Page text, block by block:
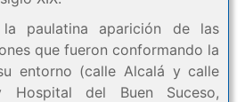
paulatina aparición de las
que fueron conformando la
entorno (calle Alcalá y calle
Hospital del Buen Suceso,